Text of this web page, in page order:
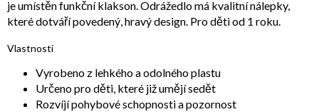
je umístěn funkční klakson. Odrážedlo má kvalitní nálepky,
které dotváří povedený, hravý design. Pro děti od 1 roku.
Vlastnosti
Vyrobeno z lehkého a odolného plastu
Určeno pro děti, které již umějí sedět
Rozvíjí pohybové schopnosti a pozornost